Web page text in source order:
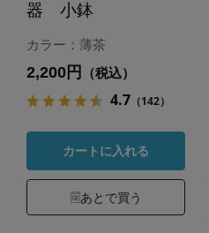
器 小鉢
カラー：薄茶
2,200円 （税込）
4.7（142）
カートに入れる
あとで買う